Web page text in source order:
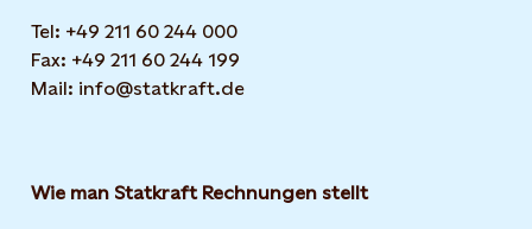
Tel: +49 211 60 244 000
Fax: +49 211 60 244 199
Mail: info@statkraft.de
Wie man Statkraft Rechnungen stellt